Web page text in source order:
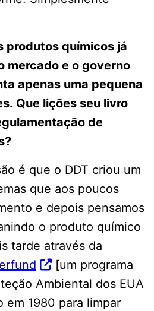
produtos químicos já
mercado e o governo
apenas uma pequena
Que lições seu livro
de
é que o DDT criou um
que aos poucos
e depois pensamos
o produto químico
tarde através da
[um programa
Ambiental dos EUA
em 1980 para limpar